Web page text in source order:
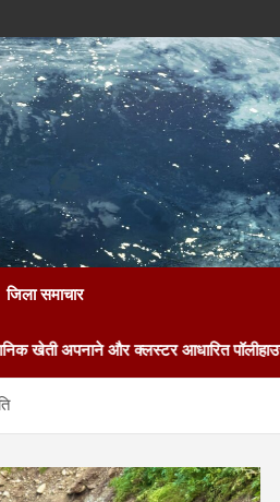
जिला समाचार
और क्लस्टर आधारित पॉलीहाउस के लिए आवेदन